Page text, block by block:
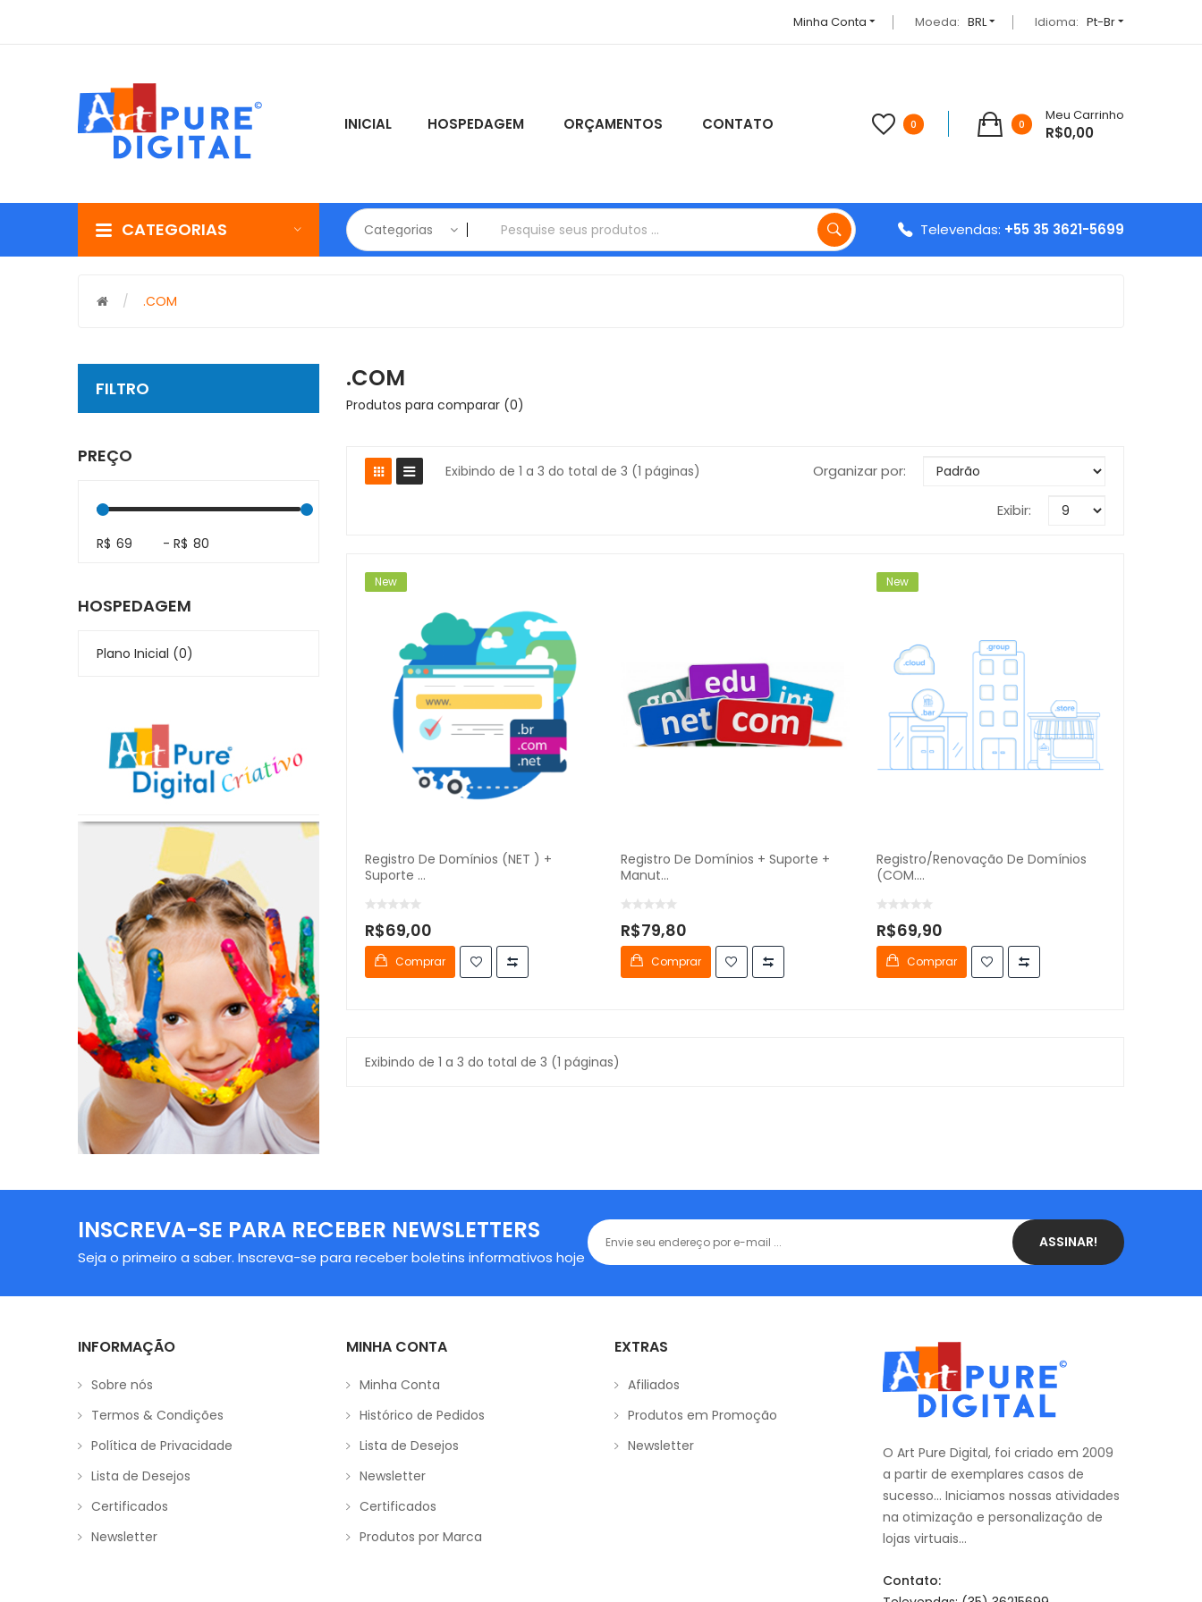
Minha Conta Moeda: BRL Idioma: Pt-Br
INICIAL HOSPEDAGEM ORÇAMENTOS CONTATO 0 0
Meu Carrinho
R$0,00
CATEGORIAS Categorias Televendas: +55 35 3621-5699
.COM
FILTRO
PREÇO
R$ - R$
HOSPEDAGEM
Plano Inicial (0)
.COM
Produtos para comparar (0)
Exibindo de 1 a 3 do total de 3 (1 páginas) Organizar por:
Exibir:
New
Registro De Domínios (NET ) +
Suporte ...
R$69,00
Comprar
Registro De Domínios + Suporte +
Manut...
R$79,80
Comprar
New
Registro/renovação De Domínios
(COM....
R$69,90
Comprar
Exibindo de 1 a 3 do total de 3 (1 páginas)
INSCREVA-SE PARA RECEBER NEWSLETTERS
Seja o primeiro a saber. Inscreva-se para receber boletins informativos hoje
ASSINAR!
INFORMAÇÃO
Sobre nós
Termos & Condições
Política de Privacidade
Lista de Desejos
Certificados
Newsletter
MINHA CONTA
Minha Conta
Histórico de Pedidos
Lista de Desejos
Newsletter
Certificados
Produtos por Marca
EXTRAS
Afiliados
Produtos em Promoção
Newsletter
O Art Pure Digital, foi criado em 2009
a partir de exemplares casos de
sucesso... Iniciamos nossas atividades
na otimização e personalização de
lojas virtuais...
Contato: